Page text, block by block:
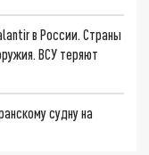
в России. Страны
ВСУ теряют
судну на